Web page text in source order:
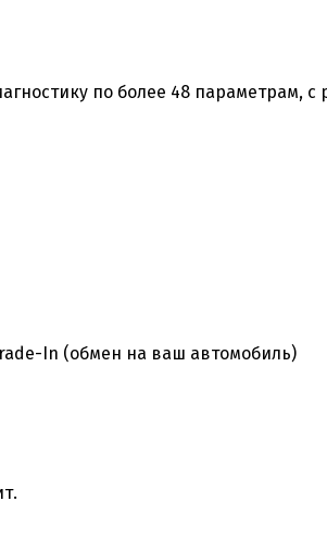
по более 48 параметрам,
In (обмен на ваш автомобиль)